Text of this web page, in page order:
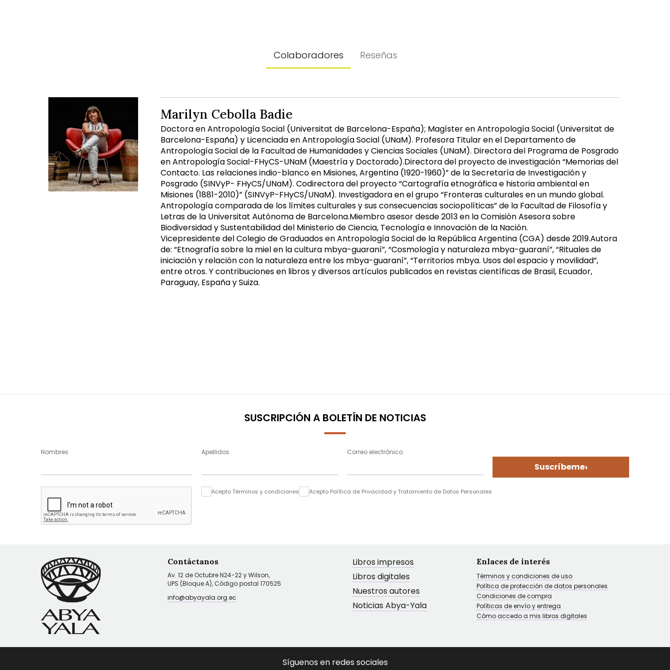
Colaboradores
Marilyn Cebolla Badie
Doctora en Antropología Social (Universitat de Barcelona-España); Magíster en Antropología Social (Universitat de
Barcelona-España) y Licenciada en Antropología Social (UNaM). Profesora Titular en el Departamento de
Antropología Social de la Facultad de Humanidades y Ciencias Sociales (UNaM). Directora del Programa de Posgrado
en Antropología Social-FHyCS-UNaM (Maestría y Doctorado).Directora del proyecto de investigación “Memorias del
Contacto. Las relaciones indio-blanco en Misiones, Argentina (1920-1960)” de la Secretaría de Investigación y
Posgrado (SINVyP- FHyCS/UNaM). Codirectora del proyecto “Cartografía etnográfica e historia ambiental en
Misiones (1881-2010)” (SINVyP-FHyCS/UNaM). Investigadora en el grupo “Fronteras culturales en un mundo global.
Antropología comparada de los límites culturales y sus consecuencias sociopolíticas” de la Facultad de Filosofía y
Letras de la Universitat Autónoma de Barcelona.Miembro asesor desde 2013 en la Comisión Asesora sobre
Biodiversidad y Sustentabilidad del Ministerio de Ciencia, Tecnología e Innovación de la Nación.
Vicepresidente del Colegio de Graduados en Antropología Social de la República Argentina (CGA) desde 2019.Autora
de: “Etnografía sobre la miel en la cultura mbya-guaraní”, “Cosmología y naturaleza mbya-guaraní”, “Rituales de
iniciación y relación con la naturaleza entre los mbya-guaraní”, “Territorios mbya. Usos del espacio y movilidad”,
entre otros. Y contribuciones en libros y diversos artículos publicados en revistas científicas de Brasil, Ecuador,
Paraguay, España y Suiza.
Reseñas
SUSCRIPCIÓN A BOLETÍN DE NOTICIAS
Nombres Apellidos Correo electrónico
Suscríbeme›
Acepto Términos y condiciones Acepto Política de Privacidad y Tratamiento de Datos Personales
Contáctanos
Av. 12 de Octubre N24-22 y Wilson,
UPS (Bloque A), Código postal 170525
info@abyayala.org.ec
Libros impresos
Libros digitales
Nuestros autores
Noticias Abya-Yala
Enlaces de interés
Términos y condiciones de uso
Política de protección de datos personales
Condiciones de compra
Políticas de envío y entrega
Cómo accedo a mis libros digitales
Síguenos en redes sociales